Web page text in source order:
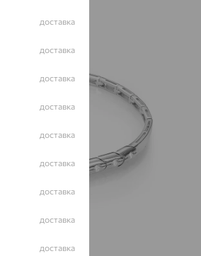
доставка
доставка
доставка
доставка
доставка
доставка
доставка
доставка
доставка